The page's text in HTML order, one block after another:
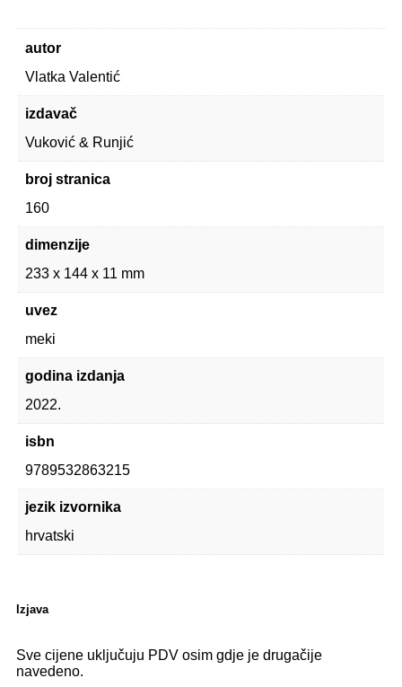
autor
Vlatka Valentić
izdavač
Vuković & Runjić
broj stranica
160
dimenzije
233 x 144 x 11 mm
uvez
meki
godina izdanja
2022.
isbn
9789532863215
jezik izvornika
hrvatski
Izjava
Sve cijene uključuju PDV osim gdje je drugačije
navedeno.